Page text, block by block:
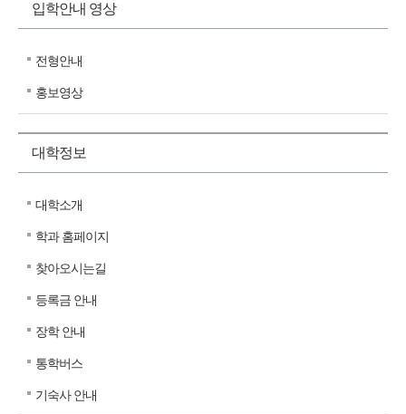
입학안내 영상
전형안내
홍보영상
대학정보
대학소개
학과 홈페이지
찾아오시는길
등록금 안내
장학 안내
통학버스
기숙사 안내